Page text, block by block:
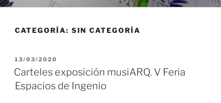
CATEGORÍA: SIN CATEGORÍA
PUBLICADO
EL
13/03/2020
Carteles exposición musiARQ. V Feria
Espacios de Ingenio